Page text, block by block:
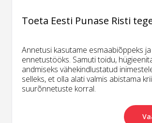
Toeta Eesti Punase Risti
Annetusi kasutame esmaabiõppeks ja
ennetustööks. Samuti toidu,
andmiseks vähekindlustatud
selleks, et olla alati valmis abistama
suurõnnetuste korral.